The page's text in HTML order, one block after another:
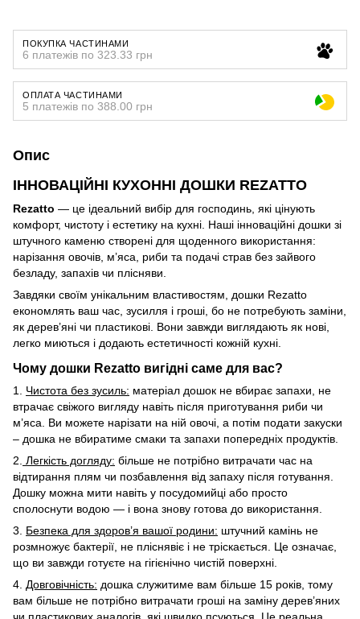
ПОКУПКА ЧАСТИНАМИ
6 платежів по 323.33 грн
ОПЛАТА ЧАСТИНАМИ
5 платежів по 388.00 грн
Опис
ІННОВАЦІЙНІ КУХОННІ ДОШКИ REZATTO
Rezatto — це ідеальний вибір для господинь, які цінують
комфорт, чистоту і естетику на кухні. Наші інноваційні дошки зі
штучного каменю створені для щоденного використання:
нарізання овочів, м’яса, риби та подачі страв без зайвого
безладу, запахів чи плісняви.
Завдяки своїм унікальним властивостям, дошки Rezatto
економлять ваш час, зусилля і гроші, бо не потребують заміни,
як дерев’яні чи пластикові. Вони завжди виглядають як нові,
легко миються і додають естетичності кожній кухні.
Чому дошки Rezatto вигідні саме для вас?
1. Чистота без зусиль: матеріал дошок не вбирає запахи, не
втрачає свіжого вигляду навіть після приготування риби чи
м’яса. Ви можете нарізати на ній овочі, а потім подати закуски
– дошка не вбиратиме смаки та запахи попередніх продуктів.
2. Легкість догляду: більше не потрібно витрачати час на
відтирання плям чи позбавлення від запаху після готування.
Дошку можна мити навіть у посудомийці або просто
сполоснути водою — і вона знову готова до використання.
3. Безпека для здоров’я вашої родини: штучний камінь не
розмножує бактерії, не пліснявіє і не тріскається. Це означає,
що ви завжди готуєте на гігієнічно чистій поверхні.
4. Довговічність: дошка служитиме вам більше 15 років, тому
вам більше не потрібно витрачати гроші на заміну дерев’яних